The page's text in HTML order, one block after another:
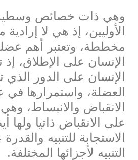
وهي ذات خصائص وسطية
الأوليين، إذ هي لا
مخططة، وتعتبر أهم
الإنسان على الإطلاق،
الإنسان على الدور الذي
العضلة، واستمرارها في
الانقباض والانبساط، وهي
على الانقباض ذاتيا ولها
الاستجابة للتنبيه
التنبيه لأجزائها المختلفة.